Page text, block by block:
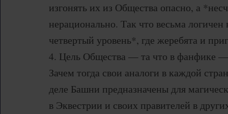
изгонять их из Общества опасно, а
нерационально. Так что весьма
четвертый уровень*, где жеребята и
4. Цель Общества — та что в фанфике
Зачем тогда свои аналоги в каждой
деле Башни предназначены для
в Эквестрии и своих правителей в